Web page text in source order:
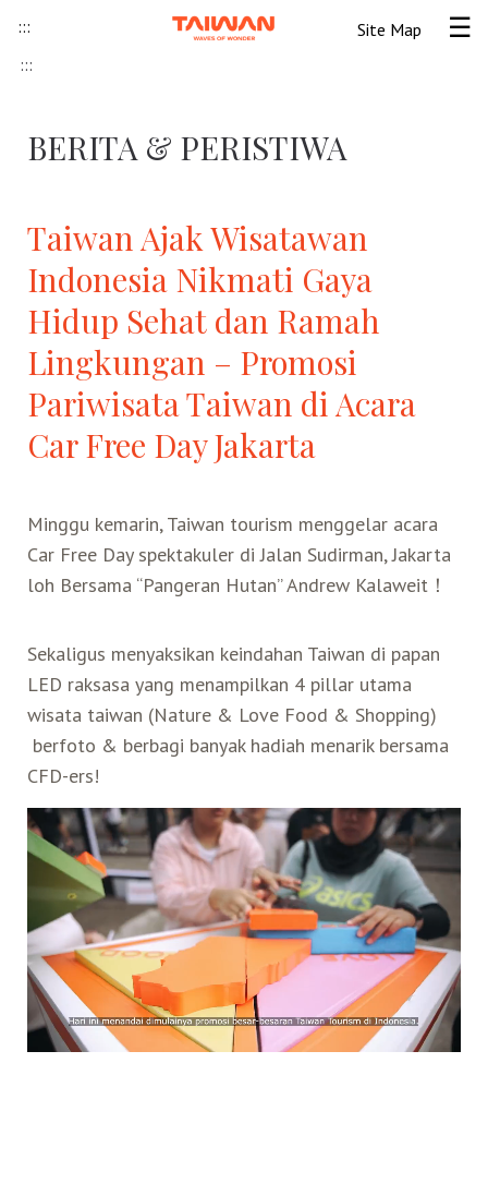
::: Site Map
Informasi Umum
Tips Wisata Taiwan
Berita & Peristiwa
Peta Panduan
Agen Perjalanan
Pendahuluan Taiwan
Ide Liburan
Asosiasi Pariwisata
Mata Air Panas
Ekowisata
Wisata Kereta Api
Budaya & Warisan
Wisata Senior
Wisata Yang Dapat Diakses
Belanja
Kunjungan
Tur Bis Wisata
Taiwan Tips
Seni Budaya Lokal
Festival
Seni Budaya
Teh Kelas Dunia
Destinasi Pilihan
Transportasi
Bis
Mobil
Bandara Internasional
Atraksi Taiwan Bagian Timur
Atraksi Taiwan Bagian Selatan
Atraksi Kepulauan di Pesisir Pantai
Taiwan Ramah Muslim
Search for:
:::
BERITA & PERISTIWA
Taiwan Ajak Wisatawan
Indonesia Nikmati Gaya
Hidup Sehat dan Ramah
Lingkungan – Promosi
Pariwisata Taiwan di Acara
Car Free Day Jakarta
Minggu kemarin, Taiwan tourism menggelar acara
Car Free Day spektakuler di Jalan Sudirman, Jakarta
loh Bersama “Pangeran Hutan” Andrew Kalaweit！
Sekaligus menyaksikan keindahan Taiwan di papan
LED raksasa yang menampilkan 4 pillar utama
wisata taiwan (Nature & Love Food & Shopping)
berfoto & berbagi banyak hadiah menarik bersama
CFD-ers!